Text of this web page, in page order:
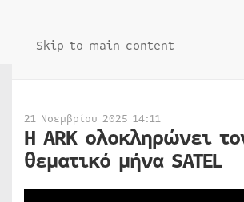
Skip to main content
21 Νοεμβρίου 2025 14:11
Η ARK ολοκληρώνει
θεματικό μήνα SATEL